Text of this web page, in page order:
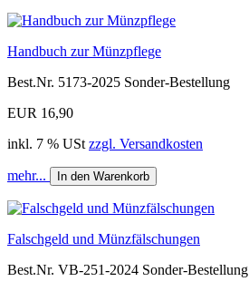
Handbuch zur Münzpflege
Best.Nr. 5173-2025 Sonder-Bestellung
EUR 16,90
inkl. 7 % USt zzgl. Versandkosten
mehr... In den Warenkorb
Falschgeld und Münzfälschungen
Best.Nr. VB-251-2024 Sonder-Bestellung